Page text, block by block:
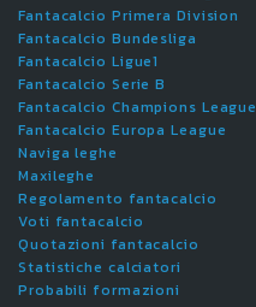
Fantacalcio Primera Division
Fantacalcio Bundesliga
Fantacalcio Ligue1
Fantacalcio Serie B
Fantacalcio Champions League
Fantacalcio Europa League
Naviga leghe
Maxileghe
Regolamento fantacalcio
Voti fantacalcio
Quotazioni fantacalcio
Statistiche calciatori
Probabili formazioni